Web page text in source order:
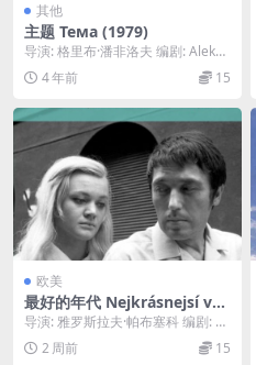
其他
主题 Тема (1979)
导演: 格里布·潘非洛夫 编剧: Aleksa
ndr Chervinsky / ...
4 年前 15
欧美
最好的年代 Nejkrásnejsí vek
(1969)
导演: 雅罗斯拉夫·帕布塞科 编剧: 雅
罗斯拉夫·帕布塞科 主演: 哈娜·布赖
霍...2 周前 15